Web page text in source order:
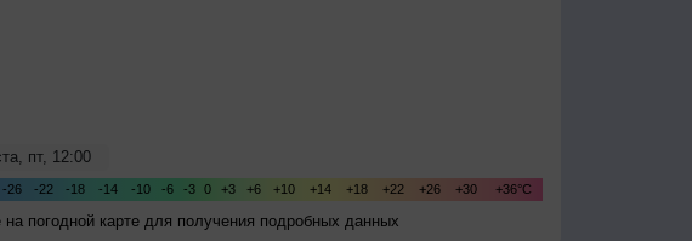
на погодной карте для получения подробных данных